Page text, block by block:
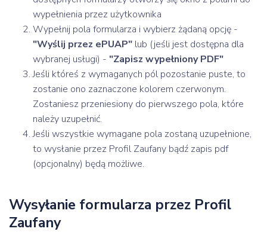
wypełnienia przez użytkownika
Wypełnij pola formularza i wybierz żądaną opcję -
"Wyślij przez ePUAP" lub (jeśli jest dostępna dla
wybranej usługi) - "Zapisz wypełniony PDF"
Jeśli któreś z wymaganych pól pozostanie puste, to
zostanie ono zaznaczone kolorem czerwonym.
Zostaniesz przeniesiony do pierwszego pola, które
należy uzupełnić.
Jeśli wszystkie wymagane pola zostaną uzupełnione,
to wysłanie przez Profil Zaufany bądź zapis pdf
(opcjonalny) będą możliwe.
Wysyłanie formularza przez Profil
Zaufany